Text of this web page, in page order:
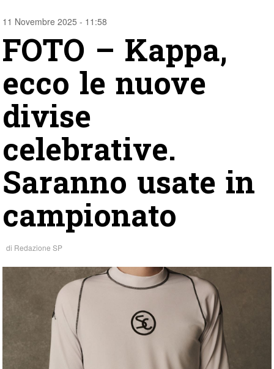
11 Novembre 2025 - 11:58
FOTO – Kappa,
ecco le nuove
divise
celebrative.
Saranno usate in
campionato
di Redazione SP